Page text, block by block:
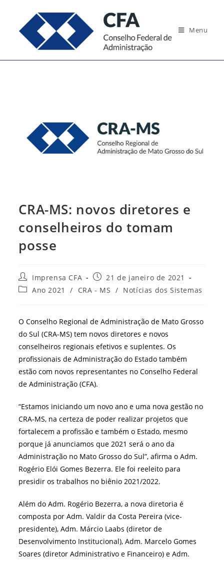
conteúdo
Menu
CRA-MS: novos diretores e
conselheiros do tomam
posse
Autor
do
post:
Imprensa CFA
Post
publicado:
21 de janeiro de 2021
Categoria
Ano 2021 / CRA - MS / Notícias dos Sistemas
O Conselho Regional de Administração de Mato Grosso
do Sul (CRA-MS) tem novos diretores e novos
conselheiros regionais efetivos e suplentes. Os
profissionais de Administração do Estado também
estão com novos representantes no Conselho Federal
de Administração (CFA).
“Estamos iniciando um novo ano e uma nova gestão no
CRA-MS, na certeza de poder realizar projetos que
fortalecem a profissão e também o Estado, mesmo
porque já anunciamos que 2021 será o ano da
Administração no Mato Grosso do Sul”, afirma o Adm.
Rogério Elói Gomes Bezerra. Ele foi reeleito para
presidir os trabalhos no biênio 2021/2022.
Além do Adm. Rogério Bezerra, a nova diretoria é
composta por Adm. Valdir da Costa Pereira (vice-
presidente), Adm. Márcio Laabs (diretor de
Desenvolvimento Institucional), Adm. Marcelo Gomes
Soares (diretor Administrativo e Financeiro) e Adm.